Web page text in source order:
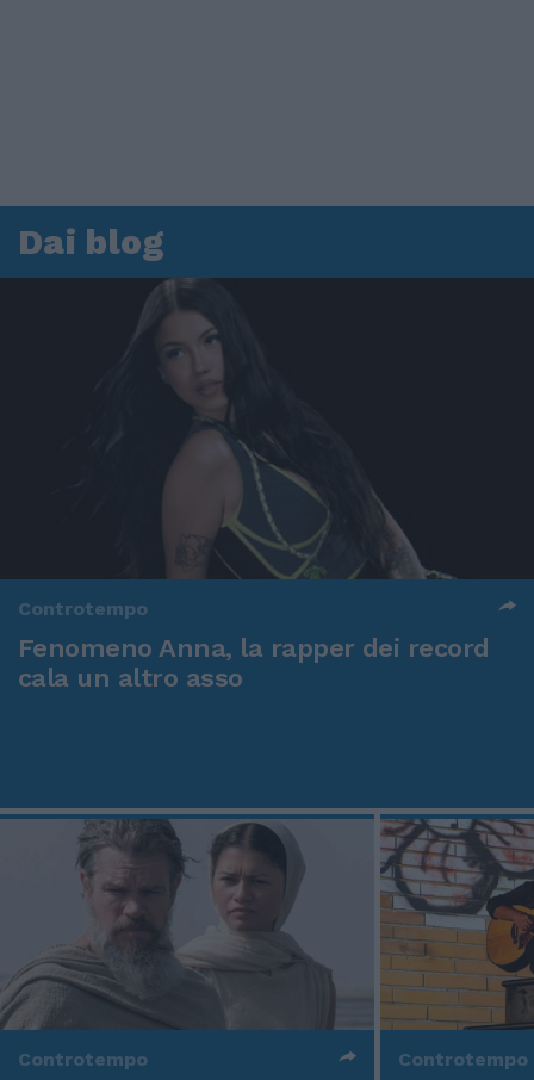
Dai blog
Controtempo
Fenomeno Anna, la rapper dei record
cala un altro asso
Controtempo Controtempo